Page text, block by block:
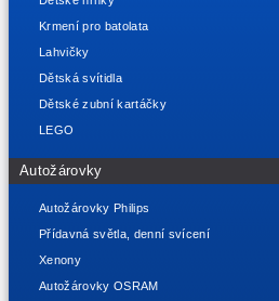
Krmení pro batolata
Lahvičky
Dětská svítidla
Dětské zubní kartáčky
LEGO
Autožárovky
Autožárovky Philips
Přídavná světla, denní svícení
Xenony
Autožárovky OSRAM